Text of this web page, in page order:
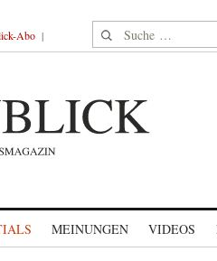
Abo Suche nach:
MEINUNGEN VIDEOS